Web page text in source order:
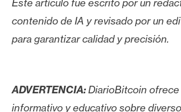
Este artículo fue escrito por un
contenido de IA y revisado por un
para garantizar calidad y precisión.
ADVERTENCIA:DiarioBitcoin
informativo y educativo sobre